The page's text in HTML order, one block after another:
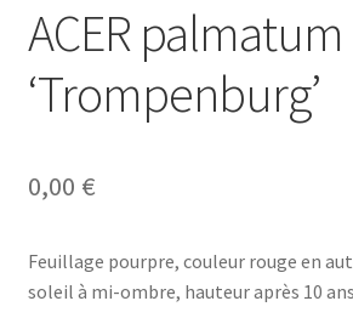
ACER palmatum
‘Trompenburg’
0,00 €
Feuillage pourpre, couleur rouge en
soleil à mi-ombre, hauteur après 10 ans